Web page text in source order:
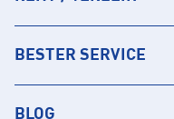
BESTER SERVICE
BLOG